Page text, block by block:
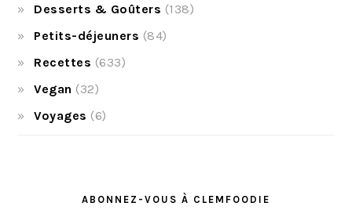
Desserts & Goûters (138)
Petits-déjeuners (84)
Recettes (633)
Vegan (32)
Voyages (6)
ABONNEZ-VOUS À CLEMFOODIE